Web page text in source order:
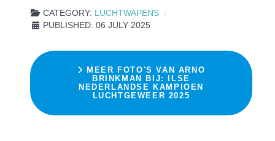
CATEGORY: LUCHTWAPENS
PUBLISHED: 06 JULY 2025
MEER FOTO'S VAN ARNO
BRINKMAN BIJ: ILSE
NEDERLANDSE KAMPIOEN
LUCHTGEWEER 2025